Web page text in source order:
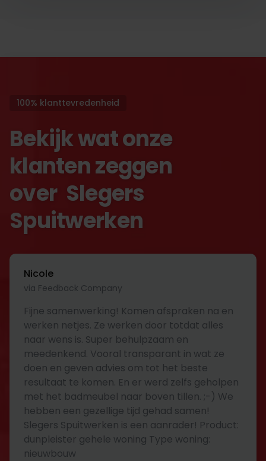
100% klanttevredenheid
Bekijk wat onze
klanten zeggen
over Slegers
Spuitwerken
Nicole
via Feedback Company
Fijne samenwerking! Komen afspraken na en
werken netjes. Ze werken door totdat alles
naar wens is. Super behulpzaam en
meedenkend. Vooral transparant in wat ze
doen en geven advies om tot het beste
resultaat te komen. En er werd zelfs geholpen
met het badmeubel naar boven tillen. ;-) We
hebben een gezellige tijd gehad samen!
Slegers Spuitwerken is een aanrader! Product:
dunpleister gehele woning Type woning:
nieuwbouw